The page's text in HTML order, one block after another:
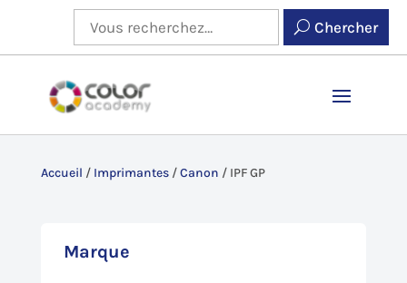
Chercher
Accueil / Imprimantes/Canon / IPF GP
Marque